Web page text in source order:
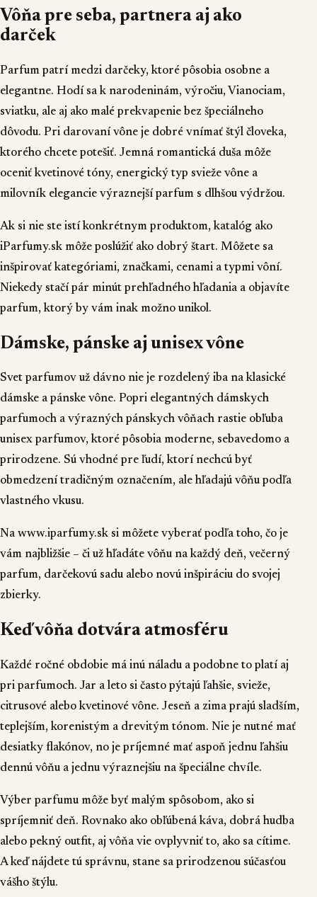
Vôňa pre seba, partnera aj ako
darček
Parfum patrí medzi darčeky, ktoré pôsobia osobne a
elegantne. Hodí sa k narodeninám, výročiu, Vianociam,
sviatku, ale aj ako malé prekvapenie bez špeciálneho
dôvodu. Pri darovaní vône je dobré vnímať štýl človeka,
ktorého chcete potešiť. Jemná romantická duša môže
oceniť kvetinové tóny, energický typ svieže vône a
milovník elegancie výraznejší parfum s dlhšou výdržou.
Ak si nie ste istí konkrétnym produktom, katalóg ako
iParfumy.sk môže poslúžiť ako dobrý štart. Môžete sa
inšpirovať kategóriami, značkami, cenami a typmi vôní.
Niekedy stačí pár minút prehľadného hľadania a objavíte
parfum, ktorý by vám inak možno unikol.
Dámske, pánske aj unisex vône
Svet parfumov už dávno nie je rozdelený iba na klasické
dámske a pánske vône. Popri elegantných dámskych
parfumoch a výrazných pánskych vôňach rastie obľuba
unisex parfumov, ktoré pôsobia moderne, sebavedomo a
prirodzene. Sú vhodné pre ľudí, ktorí nechcú byť
obmedzení tradičným označením, ale hľadajú vôňu podľa
vlastného vkusu.
Na www.iparfumy.sk si môžete vyberať podľa toho, čo je
vám najbližšie – či už hľadáte vôňu na každý deň, večerný
parfum, darčekovú sadu alebo novú inšpiráciu do svojej
zbierky.
Keď vôňa dotvára atmosféru
Každé ročné obdobie má inú náladu a podobne to platí aj
pri parfumoch. Jar a leto si často pýtajú ľahšie, svieže,
citrusové alebo kvetinové vône. Jeseň a zima prajú sladším,
teplejším, korenistým a drevitým tónom. Nie je nutné mať
desiatky flakónov, no je príjemné mať aspoň jednu ľahšiu
dennú vôňu a jednu výraznejšiu na špeciálne chvíle.
Výber parfumu môže byť malým spôsobom, ako si
spríjemniť deň. Rovnako ako obľúbená káva, dobrá hudba
alebo pekný outfit, aj vôňa vie ovplyvniť to, ako sa cítime.
A keď nájdete tú správnu, stane sa prirodzenou súčasťou
vášho štýlu.